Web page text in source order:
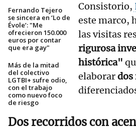
Fernando Tejero
se sincera en ‘Lo de
Évole’: "Me
ofrecieron 150.000
euros por contar
que era gay"
Más de la mitad
del colectivo
LGTBI+ sufre odio,
con el trabajo
como nuevo foco
de riesgo
Consistorio,
este marco,
las visitas
rigurosa
histórica"
elaborardos
Dos recorridos con